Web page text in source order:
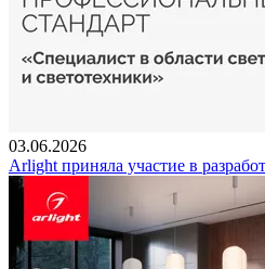
03.06.2026
Arlight приняла участие в